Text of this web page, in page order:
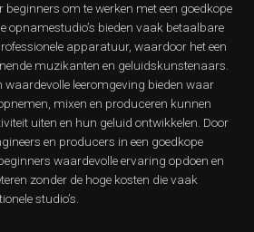
beginners om te werken met een goedkope
opnamestudio’s bieden vaak betaalbare
apparatuur, waardoor het een
muzikanten en geluidskunstenaars.
waardevolle leeromgeving bieden waar
mixen en produceren kunnen
uiten en hun geluid ontwikkelen. Door
en producers in een goedkope
waardevolle ervaring opdoen en
zonder de hoge kosten die vaak
studio’s.